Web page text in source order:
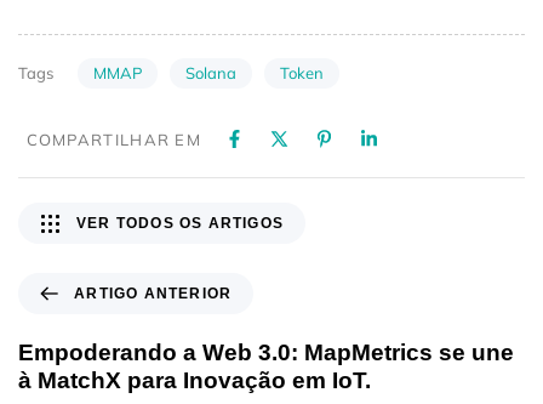
Tags MMAP Solana Token
COMPARTILHAR EM
ARTIGO ANTERIOR
Empoderando a Web 3.0: MapMetrics se une
à MatchX para Inovação em IoT.
VER TODOS OS ARTIGOS